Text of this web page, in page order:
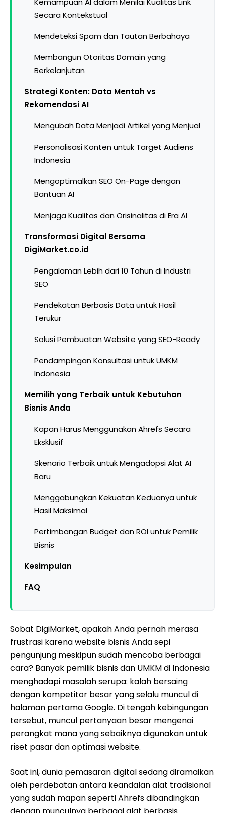
Secara Kontekstual
Mendeteksi Spam dan Tautan Berbahaya
Membangun Otoritas Domain yang
Berkelanjutan
Strategi Konten: Data Mentah vs
Rekomendasi AI
Mengubah Data Menjadi Artikel yang Menjual
Personalisasi Konten untuk Target Audiens
Indonesia
Mengoptimalkan SEO On-Page dengan
Bantuan AI
Menjaga Kualitas dan Orisinalitas di Era AI
Transformasi Digital Bersama
DigiMarket.co.id
Pengalaman Lebih dari 10 Tahun di Industri
SEO
Pendekatan Berbasis Data untuk Hasil
Terukur
Solusi Pembuatan Website yang SEO-Ready
Pendampingan Konsultasi untuk UMKM
Indonesia
Memilih yang Terbaik untuk Kebutuhan
Bisnis Anda
Kapan Harus Menggunakan Ahrefs Secara
Eksklusif
Skenario Terbaik untuk Mengadopsi Alat AI
Baru
Menggabungkan Kekuatan Keduanya untuk
Hasil Maksimal
Pertimbangan Budget dan ROI untuk Pemilik
Bisnis
Kesimpulan
FAQ
Sobat DigiMarket, apakah Anda pernah merasa
frustrasi karena website bisnis Anda sepi
pengunjung meskipun sudah mencoba berbagai
cara? Banyak pemilik bisnis dan UMKM di Indonesia
menghadapi masalah serupa: kalah bersaing
dengan kompetitor besar yang selalu muncul di
halaman pertama Google. Di tengah kebingungan
tersebut, muncul pertanyaan besar mengenai
perangkat mana yang sebaiknya digunakan untuk
riset pasar dan optimasi website.
Saat ini, dunia pemasaran digital sedang diramaikan
oleh perdebatan antara keandalan alat tradisional
yang sudah mapan seperti Ahrefs dibandingkan